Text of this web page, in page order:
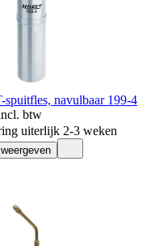
navulbaar 199-4
btw
uiterlijk 2-3 weken